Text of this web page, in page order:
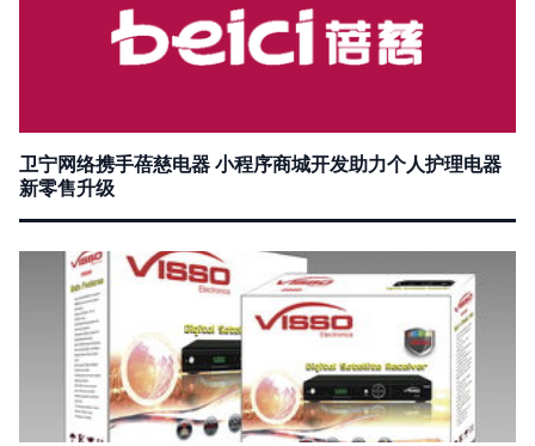
卫宁网络携手蓓慈电器 小程序商城开发助力个人护理电器
新零售升级